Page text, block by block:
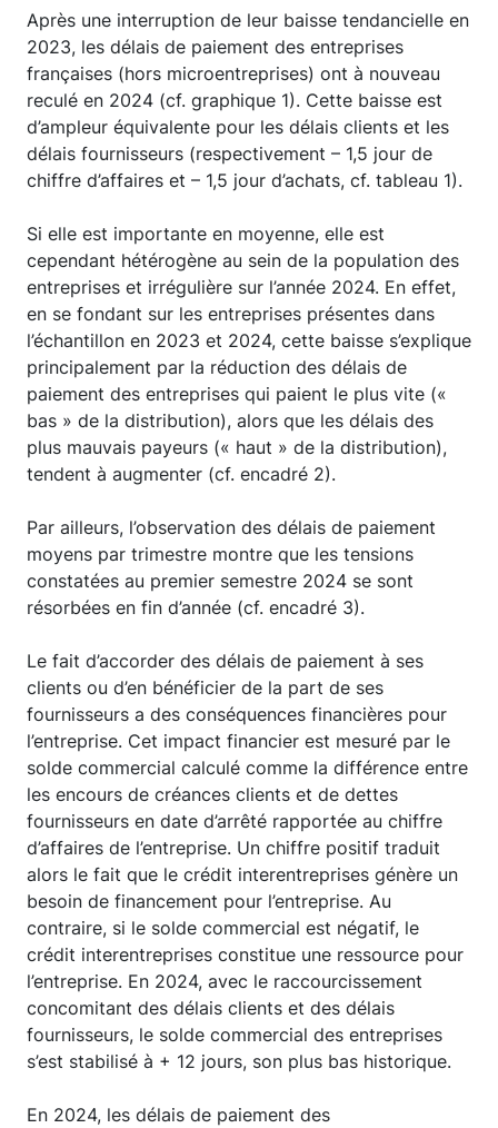
Après une interruption de leur baisse tendancielle en
2023, les délais de paiement des entreprises
françaises (hors microentreprises) ont à nouveau
reculé en 2024 (cf. graphique 1). Cette baisse est
d’ampleur équivalente pour les délais clients et les
délais fournisseurs (respectivement – 1,5 jour de
chiffre d’affaires et – 1,5 jour d’achats, cf. tableau 1).
Si elle est importante en moyenne, elle est
cependant hétérogène au sein de la population des
entreprises et irrégulière sur l’année 2024. En effet,
en se fondant sur les entreprises présentes dans
l’échantillon en 2023 et 2024, cette baisse s’explique
principalement par la réduction des délais de
paiement des entreprises qui paient le plus vite («
bas » de la distribution), alors que les délais des
plus mauvais payeurs (« haut » de la distribution),
tendent à augmenter (cf. encadré 2).
Par ailleurs, l’observation des délais de paiement
moyens par trimestre montre que les tensions
constatées au premier semestre 2024 se sont
résorbées en fin d’année (cf. encadré 3).
Le fait d’accorder des délais de paiement à ses
clients ou d’en bénéficier de la part de ses
fournisseurs a des conséquences financières pour
l’entreprise. Cet impact financier est mesuré par le
solde commercial calculé comme la différence entre
les encours de créances clients et de dettes
fournisseurs en date d’arrêté rapportée au chiffre
d’affaires de l’entreprise. Un chiffre positif traduit
alors le fait que le crédit interentreprises génère un
besoin de financement pour l’entreprise. Au
contraire, si le solde commercial est négatif, le
crédit interentreprises constitue une ressource pour
l’entreprise. En 2024, avec le raccourcissement
concomitant des délais clients et des délais
fournisseurs, le solde commercial des entreprises
s’est stabilisé à + 12 jours, son plus bas historique.
En 2024, les délais de paiement des